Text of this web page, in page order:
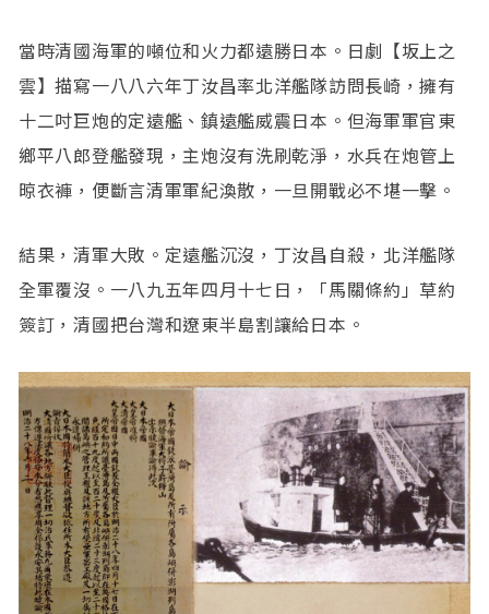
當時清國海軍的噸位和火力都遠勝日本。日劇【坂上之
雲】描寫一八八六年丁汝昌率北洋艦隊訪問長崎，擁有
十二吋巨炮的定遠艦、鎮遠艦威震日本。但海軍軍官東
鄉平八郎登艦發現，主炮沒有洗刷乾淨，水兵在炮管上
晾衣褲，便斷言清軍軍紀渙散，一旦開戰必不堪一擊。
結果，清軍大敗。定遠艦沉沒，丁汝昌自殺，北洋艦隊
全軍覆沒。一八九五年四月十七日，「馬關條約」草約
簽訂，清國把台灣和遼東半島割讓給日本。